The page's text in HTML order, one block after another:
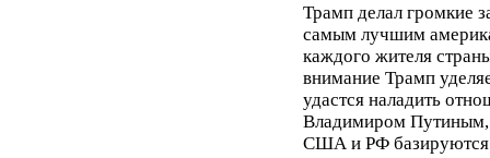
Трамп делал громкие
самым лучшим
каждого жителя
внимание Трамп
удастся наладить
Владимиром Путиным,
США и РФ базируются